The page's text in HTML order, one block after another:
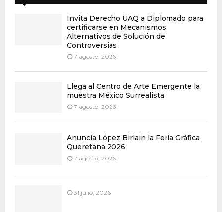
Invita Derecho UAQ a Diplomado para
certificarse en Mecanismos
Alternativos de Solución de
Controversias
7 agosto, 2026
Llega al Centro de Arte Emergente la
muestra México Surrealista
7 agosto, 2026
Anuncia López Birlain la Feria Gráfica
Queretana 2026
7 agosto, 2026
31 julio, 2026